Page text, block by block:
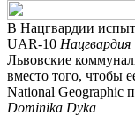
В Нацгвардии
UAR-10
Львовские
вместо того, чтобы
National Geographic
Dominika Dyka